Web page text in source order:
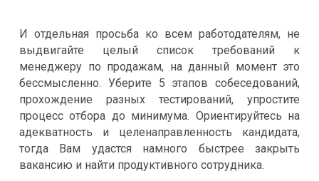
И отдельная просьба ко всем работодателям, не
выдвигайте целый список требований к
менеджеру по продажам, на данный момент это
бессмысленно. Уберите 5 этапов собеседований,
прохождение разных тестирований, упростите
процесс отбора до минимума. Ориентируйтесь на
адекватность и целенаправленность кандидата,
тогда Вам удастся намного быстрее закрыть
вакансию и найти продуктивного сотрудника.